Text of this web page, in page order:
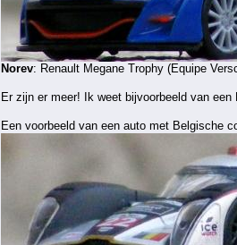
Norev: Renault Megane Trophy (Equipe
Er zijn er meer! Ik weet bijvoorbeeld van
Een voorbeeld van een auto met Belgische